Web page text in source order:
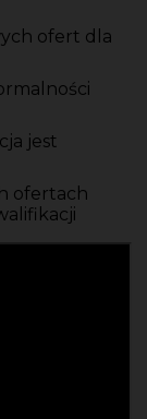
ofert dla
jest
ofertach